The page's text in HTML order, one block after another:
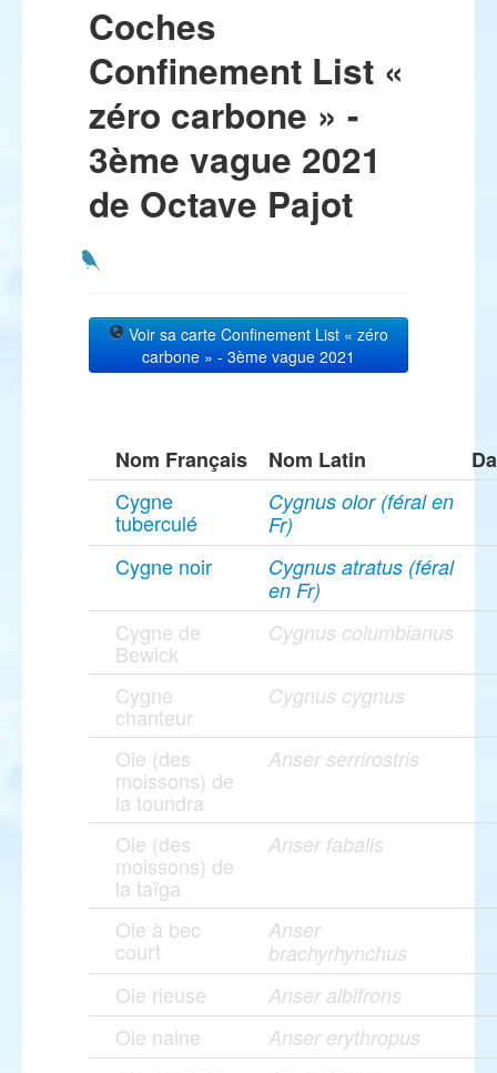
Coches
Confinement List «
zéro carbone » -
3ème vague 2021
de Octave Pajot
Voir sa carte Confinement List « zéro
carbone » - 3ème vague 2021
Nom Français Nom Latin
Cygne
tuberculé
Cygnus olor (féral en
Fr)
Cygne noir
Cygnus atratus (féral
en Fr)
Cygne de
Bewick
Cygnus columbianus
Cygne
chanteur
Cygnus cygnus
Oie (des
moissons) de
la toundra
Anser serrirostris
Oie (des
moissons) de
la taïga
Anser fabalis
Oie à bec
court
Anser
brachyrhynchus
Oie rieuse Anser albifrons
Oie naine Anser erythropus